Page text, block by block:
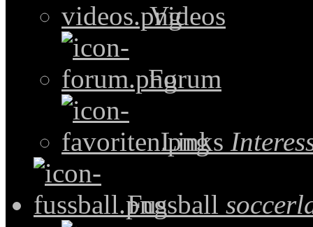
Videos
Forum
Links
Fussball